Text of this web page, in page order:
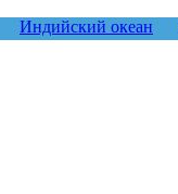
Индийский океан